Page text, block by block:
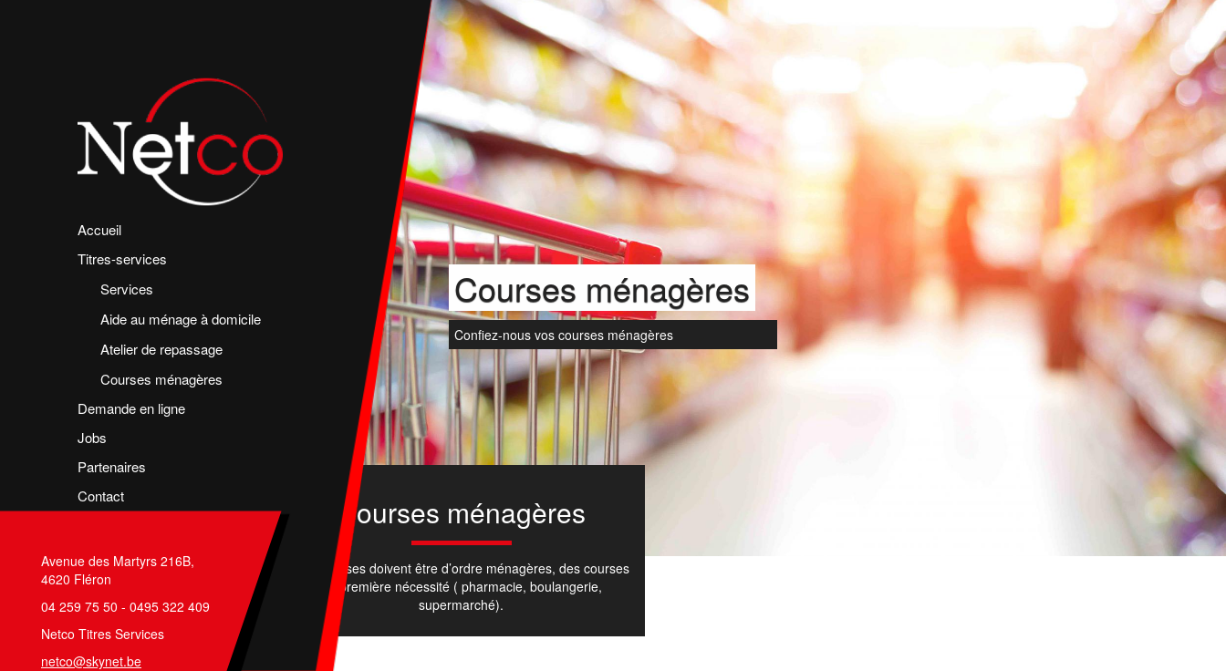
Accueil
Titres-services
Services
Aide au ménage à domicile
Atelier de repassage
Courses ménagères
Demande en ligne
Jobs
Partenaires
Contact
Avenue des Martyrs 216B,
4620 Fléron
04 259 75 50 - 0495 322 409
Netco Titres Services
netco@skynet.be
Courses ménagères
Confiez-nous vos courses ménagères
Courses ménagères
Ces courses doivent être d’ordre ménagères, des courses
de première nécessité ( pharmacie, boulangerie,
supermarché).